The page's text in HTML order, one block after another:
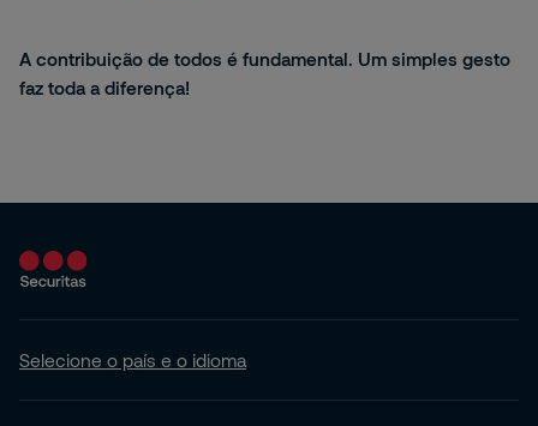
A contribuição de todos é fundamental. Um simples gesto
faz toda a diferença!
Selecione o país e o idioma